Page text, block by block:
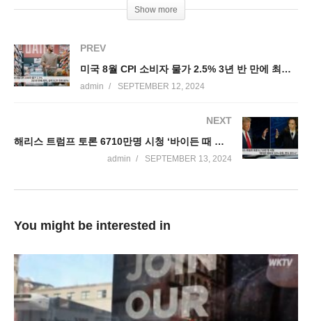
Show more
PREV
미국 8월 CPI 소비자 물가 2.5% 3년 반 만에 최저, 금리 0.25 인하 85%
admin SEPTEMBER 12, 2024
NEXT
해리스 트럼프 토론 6710만명 시청 ‘바이든 때 보다 31% 급증, 판도 흔드나’
admin SEPTEMBER 13, 2024
You might be interested in